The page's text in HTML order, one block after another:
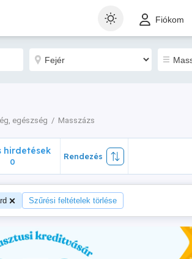
Fiókom
egészség Masszázs
hirdetések
0
Rendezés
Szűrési feltételek törlése